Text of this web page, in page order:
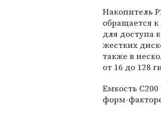
Накопитель
обращается
для доступа
жестких
также в
от 16 до 128
Емкость
форм-